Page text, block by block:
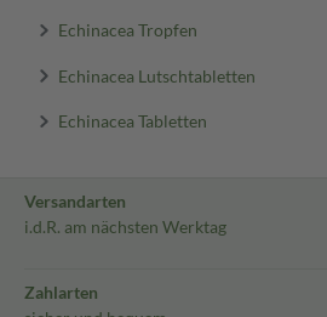
Echinacea Tropfen
Echinacea Lutschtabletten
Echinacea Tabletten
Versandarten
i.d.R. am nächsten Werktag
Zahlarten